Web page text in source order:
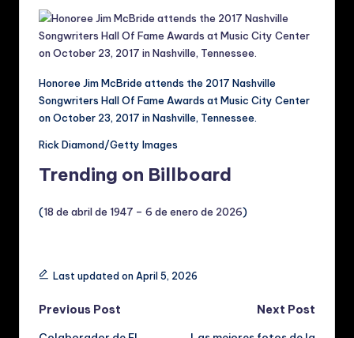
Honoree Jim McBride attends the 2017 Nashville
Songwriters Hall Of Fame Awards at Music City Center
on October 23, 2017 in Nashville, Tennessee.
Rick Diamond/Getty Images
Trending on Billboard
(18 de abril de 1947 – 6 de enero de 2026)
Tags:Last updated on April 5, 2026
Post
Previous Post
Next Post